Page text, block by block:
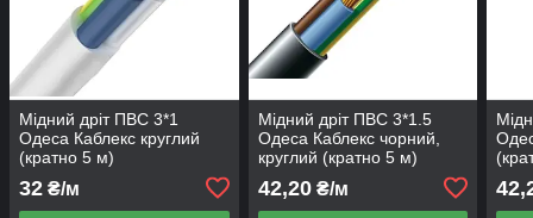
Мідний дріт ПВС 3*1
Одеса Каблекс круглий
(кратно 5 м)
32 ₴/м
Мідний дріт ПВС 3*1.5
Одеса Каблекс чорний,
круглий (кратно 5 м)
42,20₴/м